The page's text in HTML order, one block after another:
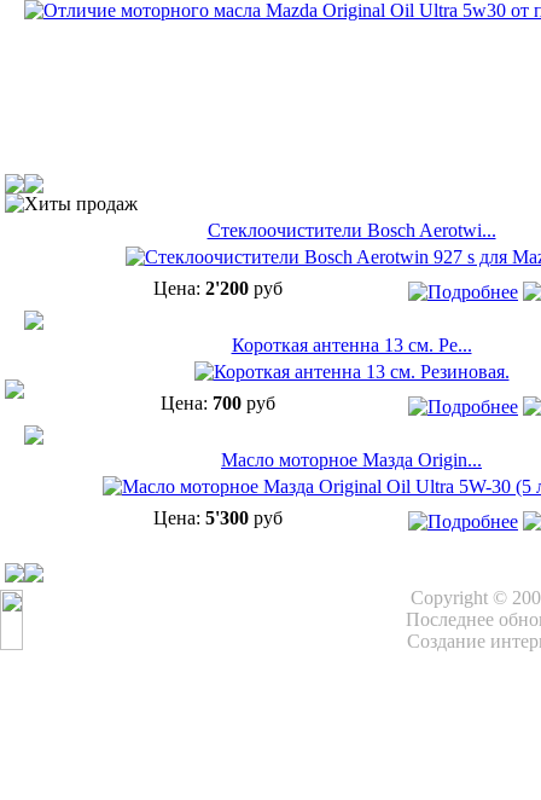
Хиты продаж
Cтеклоочистители Bosch Aerotwi...
Цена: 2'200руб
Короткая антенна 13 см. Ре...
Цена: 700руб
Масло моторное Мазда Origin...
Цена: 5'300руб
Copyright ©
Последнее
Создание